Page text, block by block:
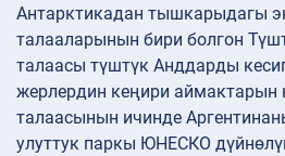
Антарктикадан тышкарыдагы
талааларынын бири болгон
талаасы түштүк Анддарды
жерлердин кеңири аймактарын
талаасынын ичинде
улуттук паркы ЮНЕСКО